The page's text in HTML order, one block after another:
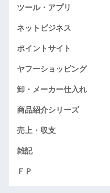
ツール・アプリ
ネットビジネス
ポイントサイト
ヤフーショッピング
卸・メーカー仕入れ
商品紹介シリーズ
売上・収支
雑記
ＦＰ